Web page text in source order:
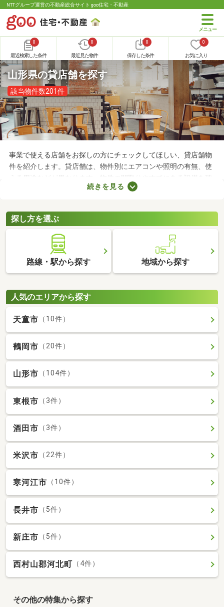
NTTグループ運営の不動産総合サイト goo住宅・不動産
0
最近検索した条件
0
最近見た物件
0
保存した条件
0
お気に入り
山形県の貸店舗を探す
該当物件数201件
事業で使える店舗をお探しの方にチェックしてほしい、貸店舗物
件を紹介します。貸店舗は、物件別にエアコンや照明の有無、使
える用途などが異なります。物件の間取りやすでにある設備を確
認したうえで、内見を申し込むことがおすすめです。店舗の家賃
しょう。
続きを見る
探し方を選ぶ
路線・駅から探す 地域から探す
人気のエリアから探す
天童市 （10件）
鶴岡市 （20件）
山形市 （104件）
東根市 （3件）
酒田市 （3件）
米沢市 （22件）
寒河江市 （10件）
長井市 （5件）
新庄市 （5件）
西村山郡河北町 （4件）
その他の特集から探す